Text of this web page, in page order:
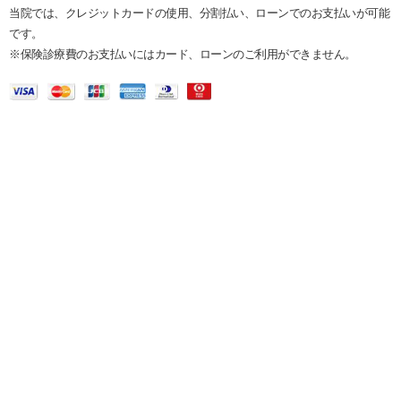
当院では、クレジットカードの使用、分割払い、ローンでのお支払いが可能
です。
※保険診療費のお支払いにはカード、ローンのご利用ができません。